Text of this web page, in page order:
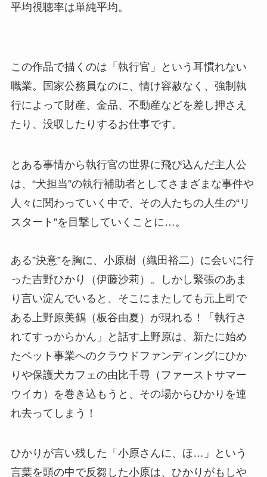
平均視聴率は単純平均。
この作品で描くのは「執行官」という耳慣れない
職業。国家公務員なのに、情け容赦なく、強制執
行によって財産、金品、不動産などを差し押さえ
たり、没収したりするお仕事です。
とある事情から執行官の世界に飛び込んだ主人公
は、“犬担当”の執行補助者としてさまざまな事件や
人々に関わっていく中で、その人たちの人生の“リ
スタート”を目撃していくことに…。
ある”決意”を胸に、小原樹（織田裕二）に会いに行
った吉野ひかり（伊藤沙莉）。しかし緊張のあま
り言い淀んでいると、そこにまたしても元上司で
ある上野原美鶴（板谷由夏）が現れる！「執行さ
れてすっからかん」と話す上野原は、新たに始め
たペット事業へのクラウドファンディングにひか
りや保護犬カフェの由比千尋（ファーストサマー
ウイカ）を巻き込もうと、その場からひかりを連
れ去ってしまう！
ひかりが言い残した「小原さんに、ほ…」という
言葉を頭の中で反芻した小原は、ひかりがもしや